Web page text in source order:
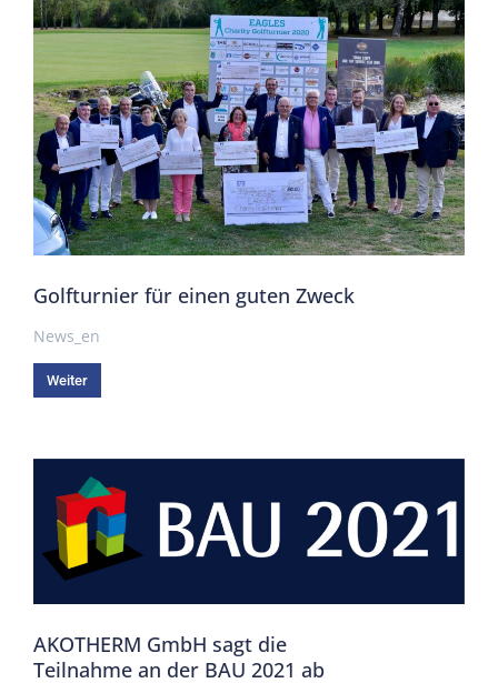
Golfturnier für einen guten Zweck
News_en
Weiter
AKOTHERM GmbH sagt die
Teilnahme an der BAU 2021 ab